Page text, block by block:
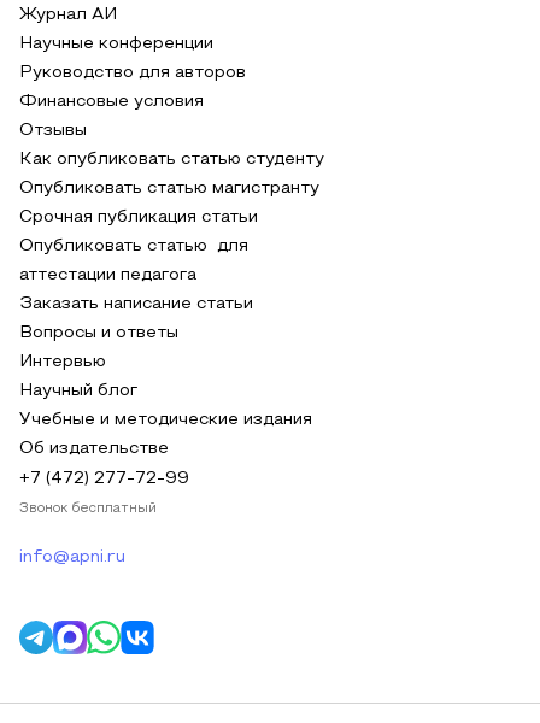
Журнал АИ
Научные конференции
Руководство для авторов
Финансовые условия
Отзывы
Как опубликовать статью студенту
Опубликовать статью магистранту
Срочная публикация статьи
Опубликовать статью для
аттестации педагога
Заказать написание статьи
Вопросы и ответы
Интервью
Научный блог
Учебные и методические издания
Об издательстве
+7 (472) 277-72-99
Звонок бесплатный
info@apni.ru